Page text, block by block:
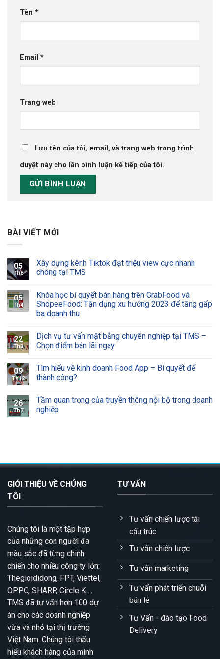
Tên *
Email *
Trang web
Lưu tên của tôi, email, và trang web trong trình
duyệt này cho lần bình luận kế tiếp của tôi.
BÀI VIẾT MỚI
05
Th6
Xây dựng kênh Tiktok đạt triệu view cực nhanh
chóng tại TMS
05
Th4
Khóa học bí quyết bán hàng trên GrabFood và
ShopeeFood: Tận dụng xu hướng 2023 để tăng gấp
ba doanh thu
22
Th3
Dịch vụ tư vấn mặt bằng chuyên nghiệp tại TMS –
Chọn điểm bán lãi ngay
09
Th12
Tìm hiểu về kinh doanh Food App – Bí quyết để
thành công?
26
Th7
Tầm quan trọng của truyền thông nội bộ trong doanh
nghiệp
GIỚI THIỆU VỀ CHÚNG
TÔI
Chúng tôi là một tập hợp
của những con người đa
màu sắc đã từng chinh
chiến cho nhiều công ty lớn:
Thegioididong, FPT, Viettel,
OPPO, SHARP, Circle K ...
TMS đã tư vấn hơn 100 dự
án cho các doanh nghiệp
vừa và nhỏ tại thị trường
Việt Nam. Chúng tôi thấu
hiểu khách hàng của mình
TƯ VẤN
Tư vấn chiến lược tái
cấu trúc
Tư vấn chiến lược
Tư vấn marketing
Tư vấn phát triển chuỗi
bán lẻ
Tư Vấn - đào tạo Food
Delivery